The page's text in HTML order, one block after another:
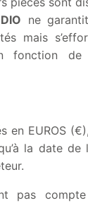
ne
mais
fonction
en EUROS
la date de
pas